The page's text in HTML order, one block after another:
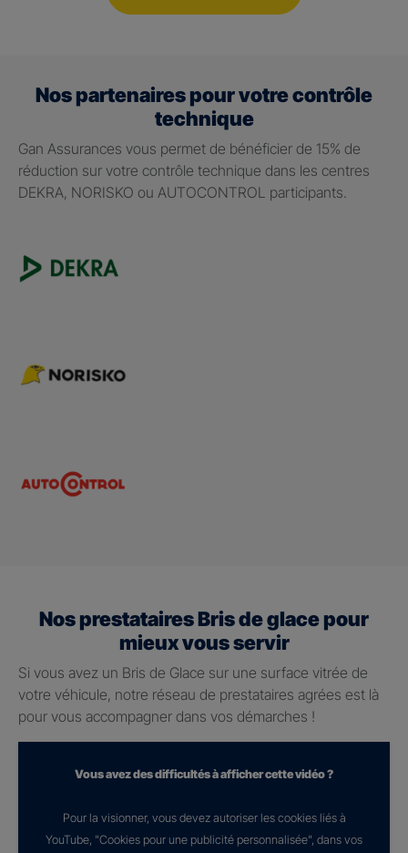
Nos partenaires pour votre contrôle
technique
Gan Assurances vous permet de bénéficier de 15% de
réduction sur votre contrôle technique dans les centres
DEKRA, NORISKO ou AUTOCONTROL participants.
Nos prestataires Bris de glace pour
mieux vous servir
Si vous avez un Bris de Glace sur une surface vitrée de
votre véhicule, notre réseau de prestataires agrées est là
pour vous accompagner dans vos démarches !
Vous avez des difficultés à afficher cette vidéo ?
Pour la visionner, vous devez autoriser les cookies liés à
YouTube, "Cookies pour une publicité personnalisée", dans vos